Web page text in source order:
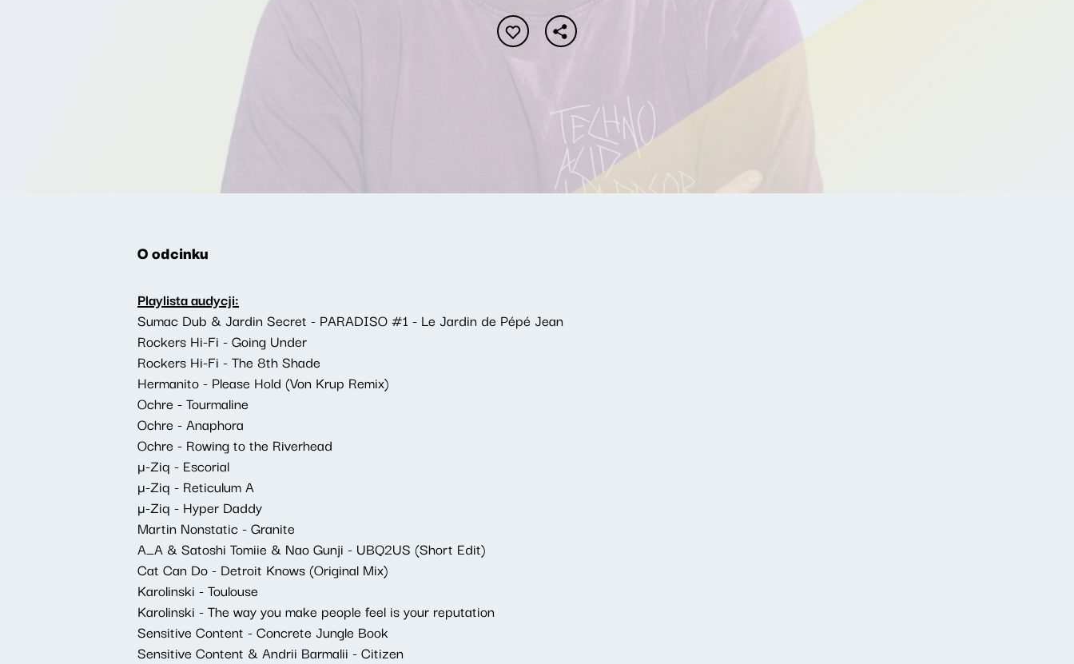
O odcinku
Playlista audycji:
Sumac Dub & Jardin Secret - PARADISO #1 - Le Jardin de Pépé Jean
Rockers Hi-Fi - Going Under
Rockers Hi-Fi - The 8th Shade
Hermanito - Please Hold (Von Krup Remix)
Ochre - Tourmaline
Ochre - Anaphora
Ochre - Rowing to the Riverhead
µ-Ziq - Escorial
µ-Ziq - Reticulum A
µ-Ziq - Hyper Daddy
Martin Nonstatic - Granite
A_A & Satoshi Tomiie & Nao Gunji - UBQ2US (Short Edit)
Cat Can Do - Detroit Knows (Original Mix)
Karolinski - Toulouse
Karolinski - The way you make people feel is your reputation
Sensitive Content - Concrete Jungle Book
Sensitive Content & Andrii Barmalii - Citizen